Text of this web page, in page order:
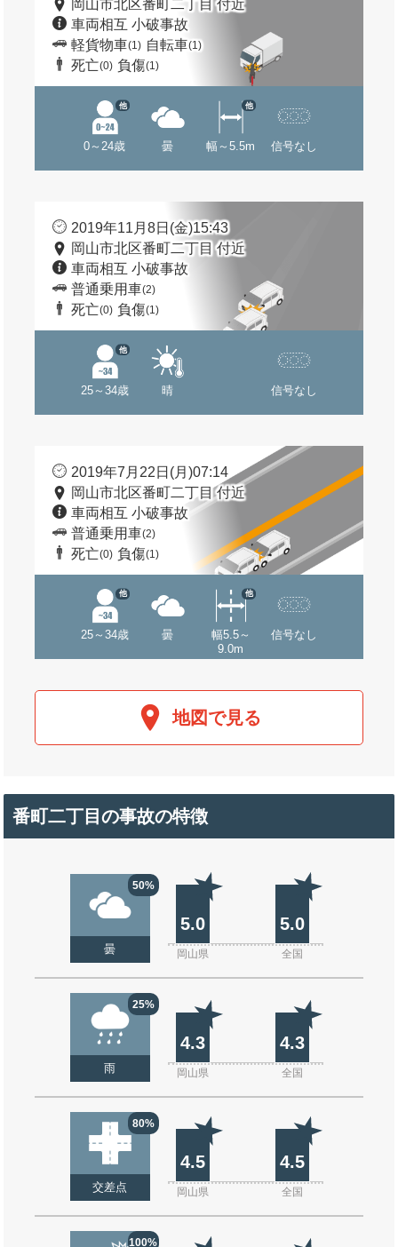
岡山市北区番町二丁目 付近
車両相互 小破事故
軽貨物車(1) 自転車(1)
死亡(0) 負傷(1)
0～24歳
他
曇 幅～5.5m
他
信号なし
2019年11月8日(金)15:43
岡山市北区番町二丁目 付近
車両相互 小破事故
普通乗用車(2)
死亡(0) 負傷(1)
25～34歳
他
晴 信号なし
2019年7月22日(月)07:14
岡山市北区番町二丁目 付近
車両相互 小破事故
普通乗用車(2)
死亡(0) 負傷(1)
25～34歳
他
曇
幅5.5～
9.0m
他
信号なし
地図で見る
番町二丁目の事故の特徴
50%
曇
5.0 5.0
岡山県 全国
25%
雨
4.3 4.3
岡山県 全国
80%
交差点
4.5 4.5
岡山県 全国
100%